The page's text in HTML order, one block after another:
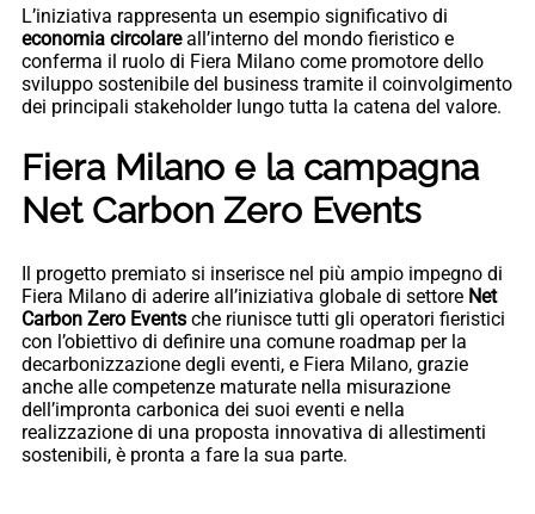
L’iniziativa rappresenta un esempio significativo di
economia circolareall’interno del mondo fieristico e
conferma il ruolo di Fiera Milano come promotore dello
sviluppo sostenibile del business tramite il coinvolgimento
dei principali stakeholder lungo tutta la catena del valore.
Fiera Milano e la campagna
Net Carbon Zero Events
Il progetto premiato si inserisce nel più ampio impegno di
Fiera Milano di aderire all’iniziativa globale di settore Net
Carbon Zero Events che riunisce tutti gli operatori fieristici
con l’obiettivo di definire una comune roadmap per la
decarbonizzazione degli eventi, e Fiera Milano, grazie
anche alle competenze maturate nella misurazione
dell’impronta carbonica dei suoi eventi e nella
realizzazione di una proposta innovativa di allestimenti
sostenibili, è pronta a fare la sua parte.